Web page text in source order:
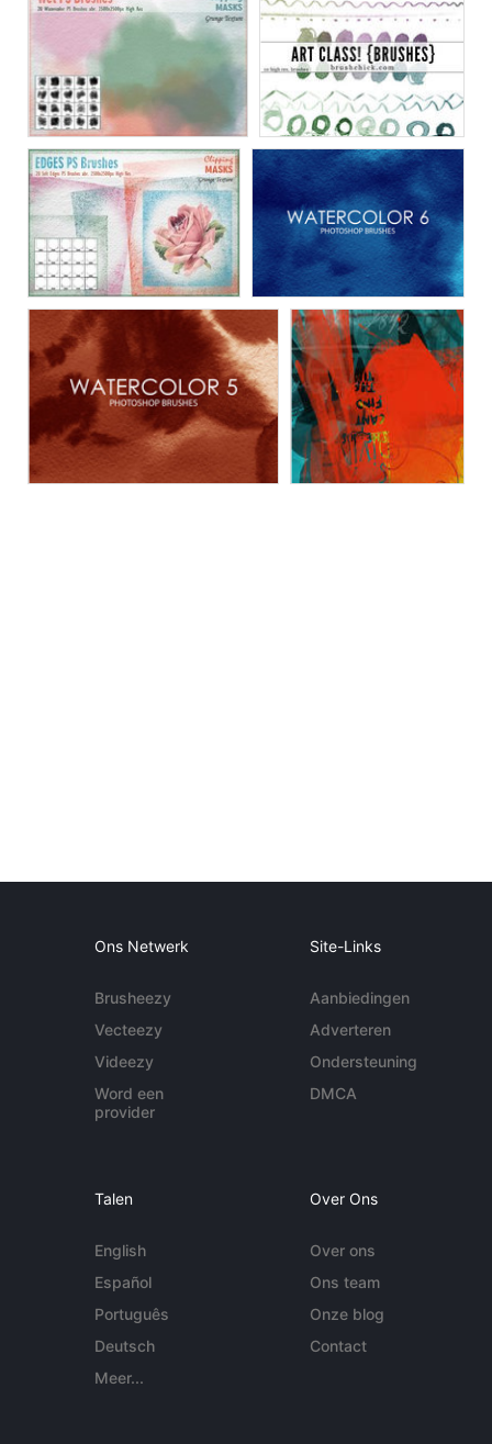
Ons Netwerk
Brusheezy
Vecteezy
Videezy
Word een
provider
Site-Links
Aanbiedingen
Adverteren
Ondersteuning
DMCA
Talen
English
Español
Português
Deutsch
Meer...
Over Ons
Over ons
Ons team
Onze blog
Contact